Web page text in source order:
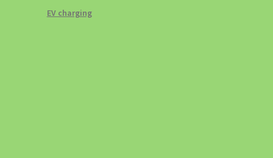
EV charging